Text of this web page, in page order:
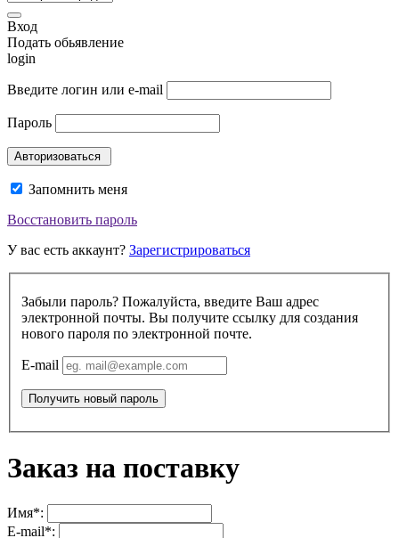
Вход
Подать обьявление
login
Введите логин или e-mail
Пароль
Запомнить меня
Восстановить пароль
У вас есть аккаунт? Зарегистрироваться
Забыли пароль? Пожалуйста, введите Ваш адрес
электронной почты. Вы получите ссылку для создания
нового пароля по электронной почте.
E-mail
Получить новый пароль
Заказ на поставку
Имя*:
E-mail*: